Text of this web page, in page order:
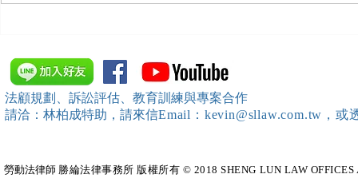
座談會(桃園場)）邀請本所所
長 邱靖棠律師擔任《2026 勞
動新制不踩雷！血淚實務案例
大公開》講師
擔任移工
法顧規劃、訴訟評估、教育訓練與專案合作
請洽：林柏成特助 ，請來信Email：kevin@sllaw.com.tw，
勞動法律師​ 勝綸法律事務所 版權所有 © 2018 SHENG LUN LAW